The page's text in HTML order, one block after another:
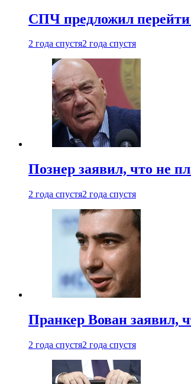
СПЧ предложил перейти
2 года спустя2 года спустя
Познер заявил, что не
2 года спустя2 года спустя
Пранкер Вован заявил,
2 года спустя2 года спустя